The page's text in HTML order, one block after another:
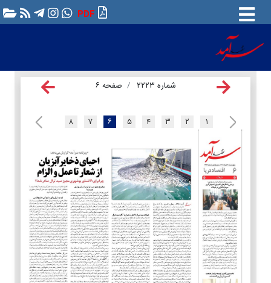
PDF
شماره ۲۲۲۳ صفحه ۶
۱ ۲ ۳ ۴ ۵ ۶ ۷ ۸